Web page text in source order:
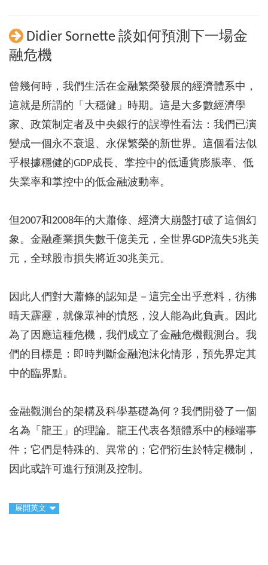
Didier Sornette 談如何預測下一場金
融危機
曾幾何時，我們生活在金融繁榮發展的經濟體系中，
這就是所謂的「大穩健」時期。這是大多數經濟學
家、政策制定者及中央銀行的誤導性看法：我們已演
變成一個永不衰退、永保繁榮的新世界。這個看法似
乎根據穩健的GDP成長、掌控中的低通貨膨脹率、低
失業率和掌控中的低金融波動率。
但2007和2008年的大蕭條、經濟大崩盤打破了這個幻
象。金融產業損失數千億美元，全世界GDP流失5兆美
元，全球股市損失將近30兆美元。
因此人們對大蕭條的認知是－這完全出乎意料，彷彿
晴天霹靂，就像眾神的憤怒，沒人能為此負責。因此
為了因應這種危機，我們成立了金融危機觀測台。我
們的目標是：即時判斷金融泡沫化情形，預先界定其
中的臨界點。
金融觀測台的架構及科學基礎為何？我們開發了一個
名為「龍王」的理論。龍王代表各類體系中的極端事
件；它們是特殊的、異常的；它們衍生於特定機制，
因此或許可進行預測及控制。
展開英文